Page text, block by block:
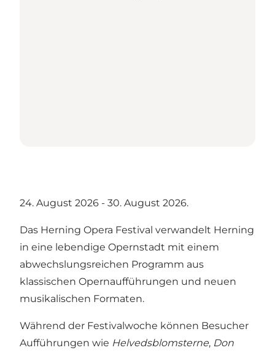
24. August 2026 - 30. August 2026.
Das Herning Opera Festival verwandelt Herning
in eine lebendige Opernstadt mit einem
abwechslungsreichen Programm aus
klassischen Opernaufführungen und neuen
musikalischen Formaten.
Während der Festivalwoche können Besucher
Aufführungen wie Helvedsblomsterne, Don